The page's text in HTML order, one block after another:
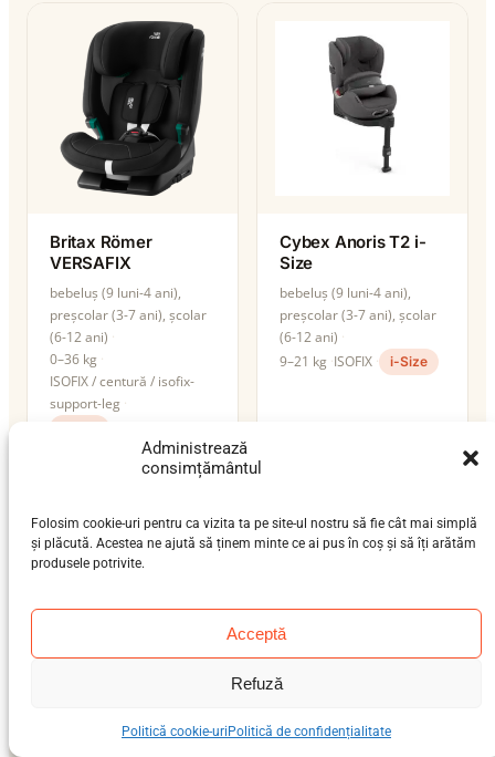
Administrează
consimțământul
Folosim cookie-uri pentru ca vizita ta pe site-ul nostru să fie cât mai simplă
și plăcută. Acestea ne ajută să ținem minte ce ai pus în coș și să îți arătăm
produsele potrivite.
Acceptă
Refuză
Politică cookie-uri Politică de confidențialitate
Britax Römer
VERSAFIX
bebeluș (9 luni-4 ani),
preșcolar (3-7 ani), școlar
(6-12 ani)
0–36 kg
ISOFIX / centură / isofix-
support-leg
Cybex Anoris T2 i-
Size
bebeluș (9 luni-4 ani),
preșcolar (3-7 ani), școlar
(6-12 ani)
9–21 kg ISOFIX i-Size
Cybex Cloud G i-Size
Cybex Pallas B4 i-
Size